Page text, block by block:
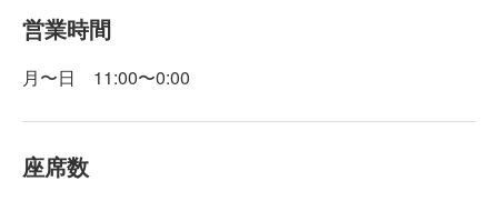
営業時間
月〜日 11:00〜0:00
座席数